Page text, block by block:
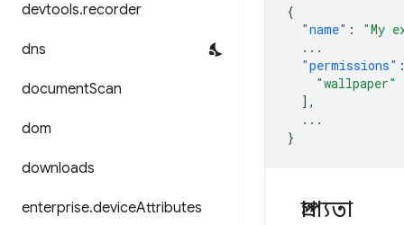
devtools.recorder
dns
documentScan
dom
downloads
enterprise.deviceAttributes
{
"name" : "My
...
"permissions" :
"wallpaper"
],
...
}
প্রাপ্যতা